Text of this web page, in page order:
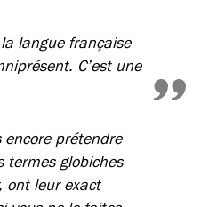
langue française
C’est une
encore prétendre
termes globiches
ont leur exact